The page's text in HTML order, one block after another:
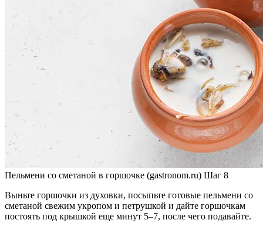
Пельмени со сметаной в горшочке (gastronom.ru) Шаг 8
Выньте горшочки из духовки, посыпьте готовые пельмени со
сметаной свежим укропом и петрушкой и дайте горшочкам
постоять под крышкой еще минут 5–7, после чего подавайте.